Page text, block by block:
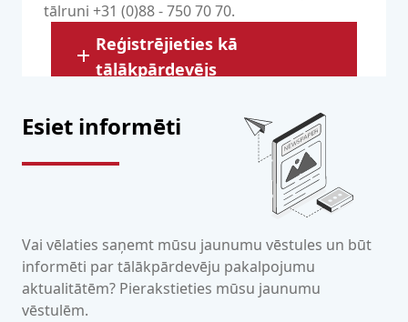
tālruni +31 (0)88 - 750 70 70.
Reģistrējieties kā
tālākpārdevējs
Esiet informēti
Vai vēlaties saņemt mūsu jaunumu vēstules un būt
informēti par tālākpārdevēju pakalpojumu
aktualitātēm? Pierakstieties mūsu jaunumu
vēstulēm.